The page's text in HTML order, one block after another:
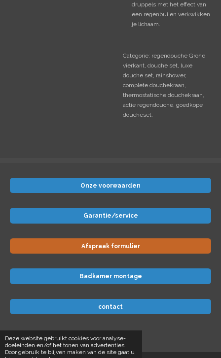
Deze website gebruikt cookies voor analyse-
doeleinden en/of het tonen van advertenties.
Door gebruik te blijven maken van de site gaat u
druppels met het effect van
een regenbui en verkwikken
je lichaam.
Categorie: regendouche Grohe
vierkant, douche set, luxe
douche set, rainshower,
complete douchekraan,
thermostatische douchekraan,
actie regendouche, goedkope
doucheset.
Onze voorwaarden
Garantie/service
Afspraak formulier
Badkamer montage
contact